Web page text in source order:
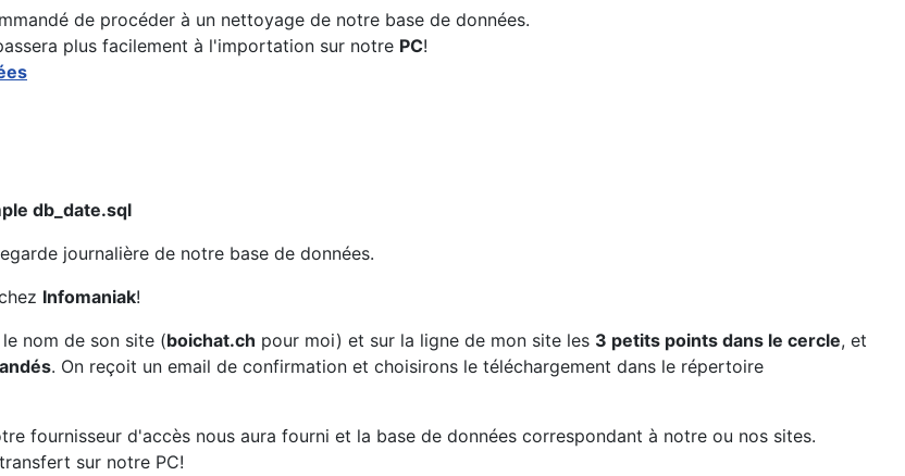
de procéder à un nettoyage de notre base de données.
plus facilement à l'importation sur notre PC!
db_date.sql
journalière de notre base de données.
Infomaniak!
le nom de son site (boichat.ch pour moi) et sur la ligne de mon site les 3 petits points dans le cercle, et
. On reçoit un email de confirmation et choisirons le téléchargement dans le répertoire
fournisseur d'accès nous aura fourni et la base de données correspondant à notre ou nos sites.
sur notre PC!